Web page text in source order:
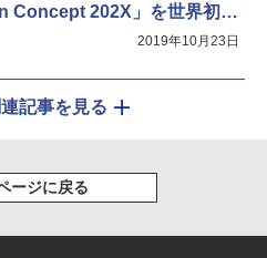
Concept 202X」を世界初公
2019年10月23日
記事を見る
ージに戻る